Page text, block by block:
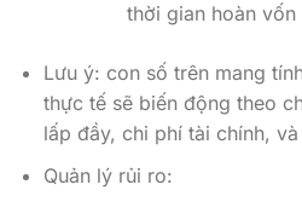
thời gian hoàn vốn
Lưu ý: con số trên mang
thực tế sẽ biến động theo
lấp đầy, chi phí tài chính,
Quản lý rủi ro: